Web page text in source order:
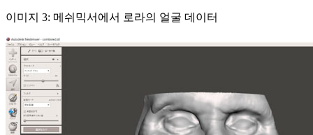
이미지 3: 메쉬믹서에서 로라의 얼굴 데이터